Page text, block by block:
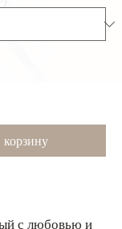
с любовью и